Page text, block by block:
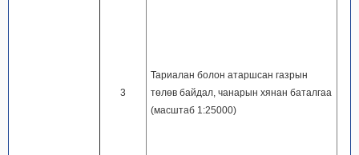
3
Тариалан болон атаршсан газрын
төлөв байдал, чанарын хянан баталгаа
(масштаб 1:25000)